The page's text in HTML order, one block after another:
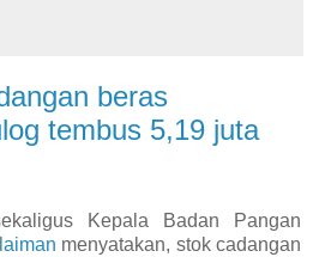
beras
tembus 5,19 juta
Kepala Badan Pangan
menyatakan, stok cadangan